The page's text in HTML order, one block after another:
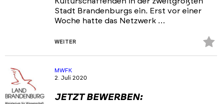
Stadt Brandenburgs ein. Erst vor einer
Woche hatte das Netzwerk …
WEITER
MWFK
2. Juli 2020
JETZT BEWERBEN: